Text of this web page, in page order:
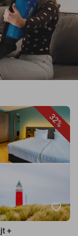
32%
favorite_border
+